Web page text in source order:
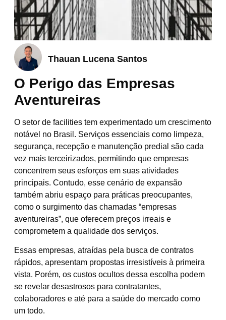
Thauan Lucena Santos
O Perigo das Empresas
Aventureiras
O setor de facilities tem experimentado um crescimento
notável no Brasil. Serviços essenciais como limpeza,
segurança, recepção e manutenção predial são cada
vez mais terceirizados, permitindo que empresas
concentrem seus esforços em suas atividades
principais. Contudo, esse cenário de expansão
também abriu espaço para práticas preocupantes,
como o surgimento das chamadas “empresas
aventureiras”, que oferecem preços irreais e
comprometem a qualidade dos serviços.
Essas empresas, atraídas pela busca de contratos
rápidos, apresentam propostas irresistíveis à primeira
vista. Porém, os custos ocultos dessa escolha podem
se revelar desastrosos para contratantes,
colaboradores e até para a saúde do mercado como
um todo.